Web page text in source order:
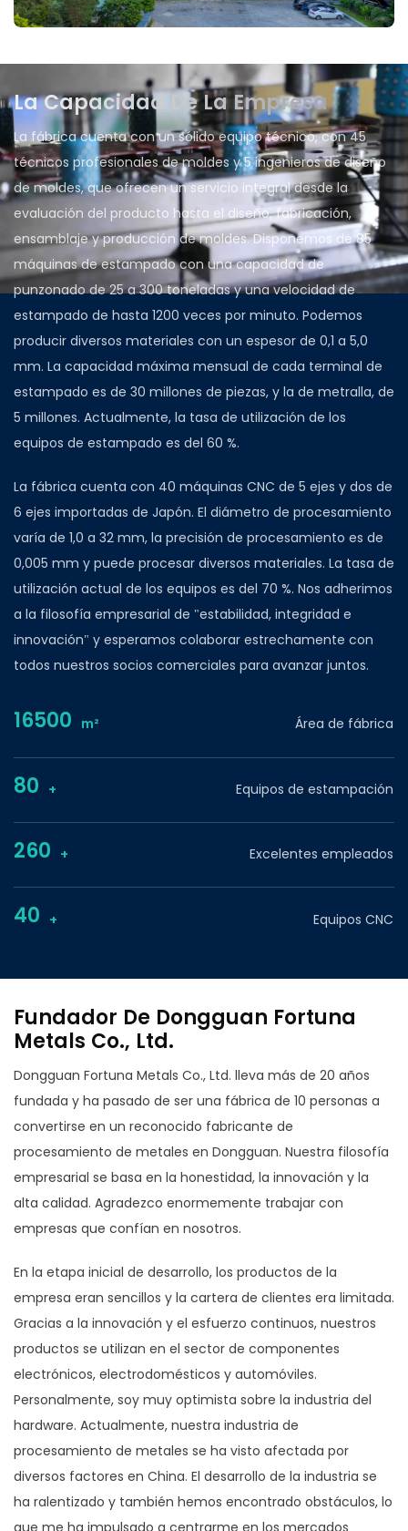
La Capacidad De La Empresa
La fábrica cuenta con un sólido equipo técnico, con 45
técnicos profesionales de moldes y 5 ingenieros de diseño
de moldes, que ofrecen un servicio integral desde la
evaluación del producto hasta el diseño, fabricación,
ensamblaje y producción de moldes. Disponemos de 85
máquinas de estampado con una capacidad de
punzonado de 25 a 300 toneladas y una velocidad de
estampado de hasta 1200 veces por minuto. Podemos
producir diversos materiales con un espesor de 0,1 a 5,0
mm. La capacidad máxima mensual de cada terminal de
estampado es de 30 millones de piezas, y la de metralla, de
5 millones. Actualmente, la tasa de utilización de los
equipos de estampado es del 60 %.
La fábrica cuenta con 40 máquinas CNC de 5 ejes y dos de
6 ejes importadas de Japón. El diámetro de procesamiento
varía de 1,0 a 32 mm, la precisión de procesamiento es de
0,005 mm y puede procesar diversos materiales. La tasa de
utilización actual de los equipos es del 70 %. Nos adherimos
a la filosofía empresarial de "estabilidad, integridad e
innovación" y esperamos colaborar estrechamente con
todos nuestros socios comerciales para avanzar juntos.
16500 m² Área de fábrica
80 + Equipos de estampación
260 + Excelentes empleados
40 + Equipos CNC
Fundador De Dongguan Fortuna
Metals Co., Ltd.
Dongguan Fortuna Metals Co., Ltd. lleva más de 20 años
fundada y ha pasado de ser una fábrica de 10 personas a
convertirse en un reconocido fabricante de
procesamiento de metales en Dongguan. Nuestra filosofía
empresarial se basa en la honestidad, la innovación y la
alta calidad. Agradezco enormemente trabajar con
empresas que confían en nosotros.
En la etapa inicial de desarrollo, los productos de la
empresa eran sencillos y la cartera de clientes era limitada.
Gracias a la innovación y el esfuerzo continuos, nuestros
productos se utilizan en el sector de componentes
electrónicos, electrodomésticos y automóviles.
Personalmente, soy muy optimista sobre la industria del
hardware. Actualmente, nuestra industria de
procesamiento de metales se ha visto afectada por
diversos factores en China. El desarrollo de la industria se
ha ralentizado y también hemos encontrado obstáculos, lo
que me ha impulsado a centrarme en los mercados